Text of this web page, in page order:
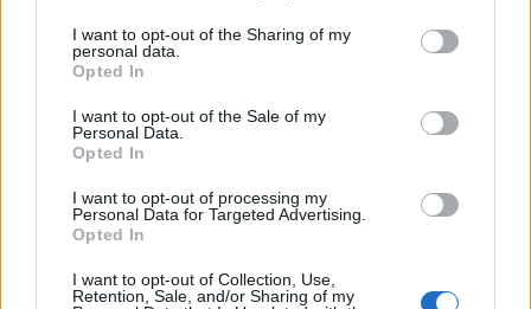
not limited to your visit or usage behaviour. You may click to
grant or deny consent to Google and its third-party tags to
use your data for below specified purposes in below Google
consent section.
I want to opt-out of the Sharing of my
personal data.
Opted In
I want to opt-out of the Sale of my
Personal Data.
Opted In
I want to opt-out of processing my
Personal Data for Targeted Advertising.
Opted In
I want to opt-out of Collection, Use,
Retention, Sale, and/or Sharing of my